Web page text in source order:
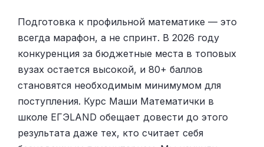
Подготовка к профильной математике — это
всегда марафон, а не спринт. В 2026 году
конкуренция за бюджетные места в топовых
вузах остается высокой, и 80+ баллов
становятся необходимым минимумом для
поступления. Курс Маши Математички в
школе ЕГЭLAND обещает довести до этого
результата даже тех, кто считает себя